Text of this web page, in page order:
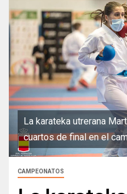
La karateka utrerana
cuartos de final en el
CAMPEONATOS